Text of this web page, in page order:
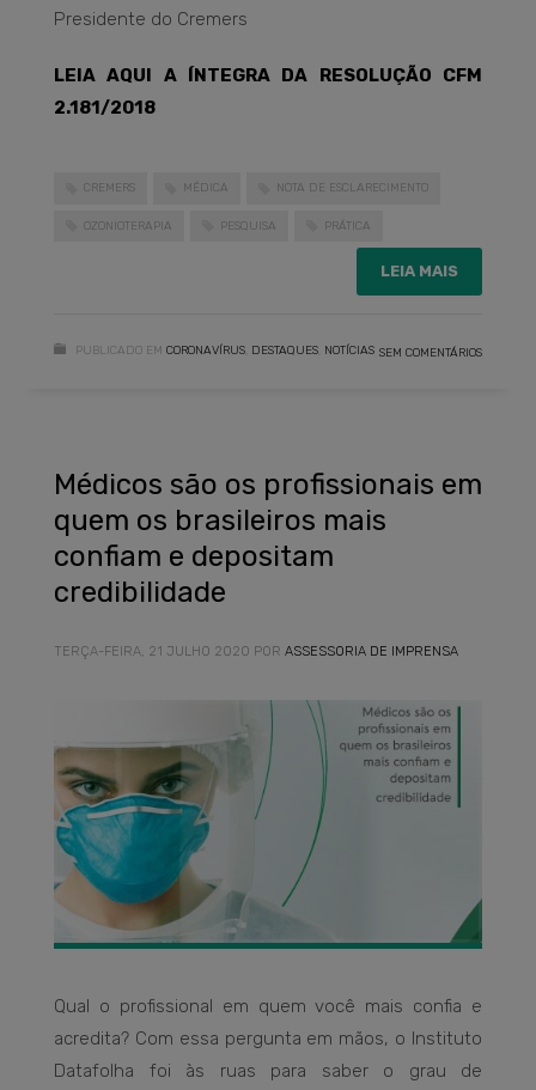
Presidente do Cremers
LEIA AQUI A ÍNTEGRA DA RESOLUÇÃO CFM
2.181/2018
CREMERS MÉDICA NOTA DE ESCLARECIMENTO
OZONIOTERAPIA PESQUISA PRÁTICA
LEIA MAIS
PUBLICADO EM CORONAVÍRUS DESTAQUES NOTÍCIAS SEM COMENTÁRIOS
Médicos são os profissionais em
quem os brasileiros mais
confiam e depositam
credibilidade
TERÇA-FEIRA, 21 JULHO 2020 POR ASSESSORIA DE IMPRENSA
Qual o profissional em quem você mais confia e
acredita? Com essa pergunta em mãos, o Instituto
Datafolha foi às ruas para saber o grau de